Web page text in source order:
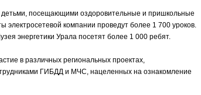
детьми, посещающими оздоровительные и пришкольные
компании проведут более 1 700 уроков.
энергетики Урала посетят более 1 000 ребят.
в различных региональных проектах,
ГИБДД и МЧС, нацеленных на ознакомление